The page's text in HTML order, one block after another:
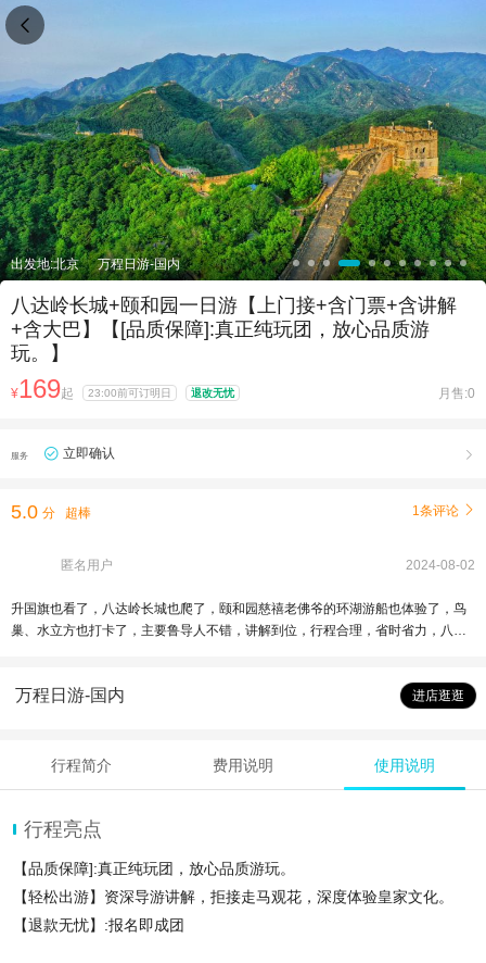
出发地:北京 万程日游-国内
八达岭长城+颐和园一日游【上门接+含门票+含讲解
+含大巴】【[品质保障]:真正纯玩团，放心品质游
玩。】
¥169起 23:00前可订明日 退改无忧 月售:0
服务 立即确认 
5.0 分 超棒 1条评论 
匿名用户 2024-08-02
升国旗也看了，八达岭长城也爬了，颐和园慈禧老佛爷的环湖游船也体验了，鸟
巢、水立方也打卡了，主要鲁导人不错，讲解到位，行程合理，省时省力，八月
万程日游-国内 进店逛逛
行程简介 费用说明 使用说明
行程亮点
【品质保障]:真正纯玩团，放心品质游玩。
【轻松出游】资深导游讲解，拒接走马观花，深度体验皇家文化。
【退款无忧】:报名即成团
